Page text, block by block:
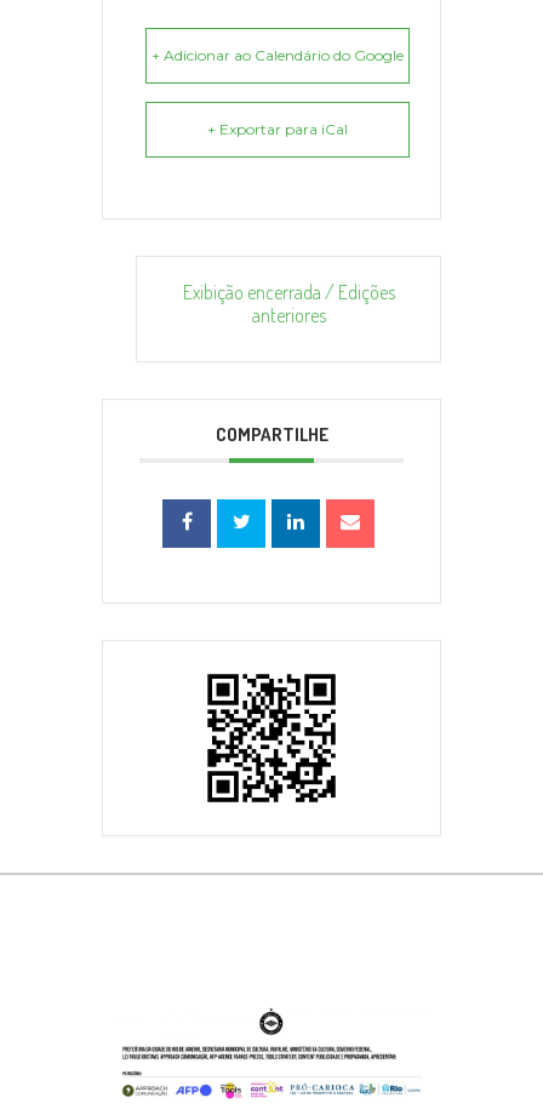
+ Adicionar ao Calendário do Google
+ Exportar para iCal
Exibição encerrada / Edições
anteriores
COMPARTILHE